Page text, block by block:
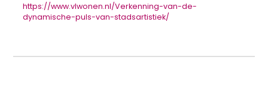
https://www.vlwonen.nl/Verkenning-van-de-
dynamische-puls-van-stadsartistiek/